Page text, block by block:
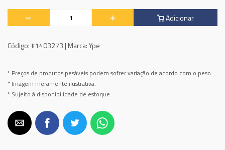
Adicionar
Código:#1403273 | Marca:Ype
* Preços de produtos pesáveis podem sofrer variação de acordo com o peso.
* Imagem meramente ilustrativa.
* Sujeito à disponibilidade de estoque.